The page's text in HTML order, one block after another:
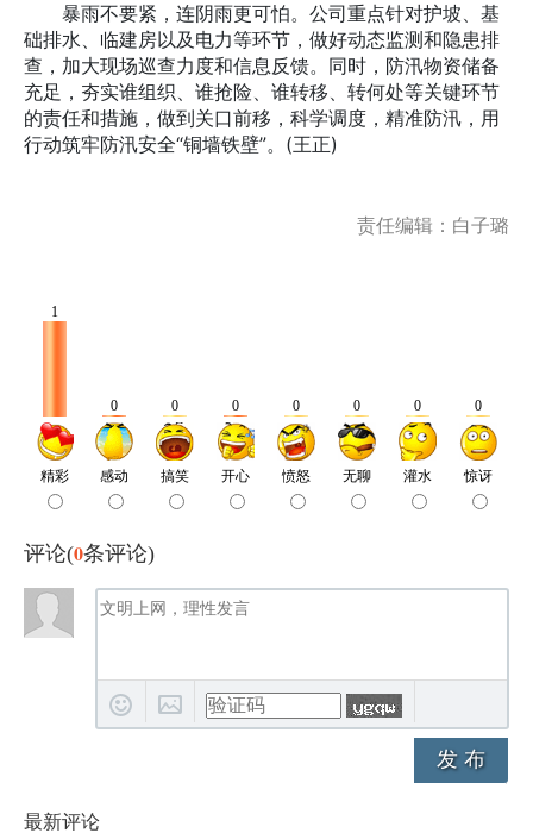
暴雨不要紧，连阴雨更可怕。公司重点针对护坡、基
础排水、临建房以及电力等环节，做好动态监测和隐患排
查，加大现场巡查力度和信息反馈。同时，防汛物资储备
充足，夯实谁组织、谁抢险、谁转移、转何处等关键环节
的责任和措施，做到关口前移，科学调度，精准防汛，用
行动筑牢防汛安全“铜墙铁壁”。(王正)
责任编辑：白子璐
评论(0条评论)
发 布
最新评论